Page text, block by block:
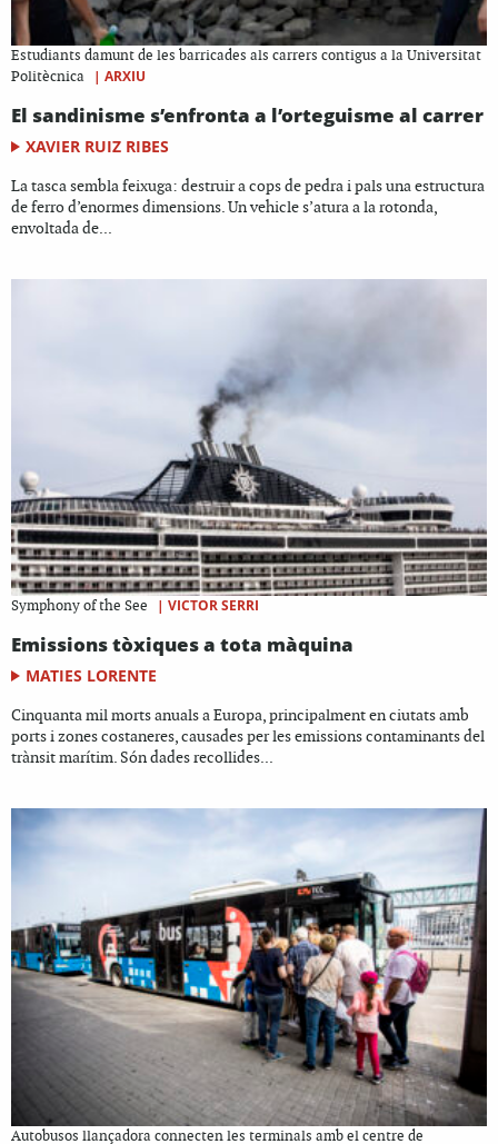
Estudiants damunt de les barricades als carrers contigus a la Universitat
Politècnica
| ARXIU
El sandinisme s’enfronta a l’orteguisme al carrer
XAVIER RUIZ RIBES
La tasca sembla feixuga: destruir a cops de pedra i pals una estructura
de ferro d’enormes dimensions. Un vehicle s’atura a la rotonda,
envoltada de...
Symphony of the See | VICTOR SERRI
Emissions tòxiques a tota màquina
MATIES LORENTE
Cinquanta mil morts anuals a Europa, principalment en ciutats amb
ports i zones costaneres, causades per les emissions contaminants del
trànsit marítim. Són dades recollides...
Autobusos llançadora connecten les terminals amb el centre de